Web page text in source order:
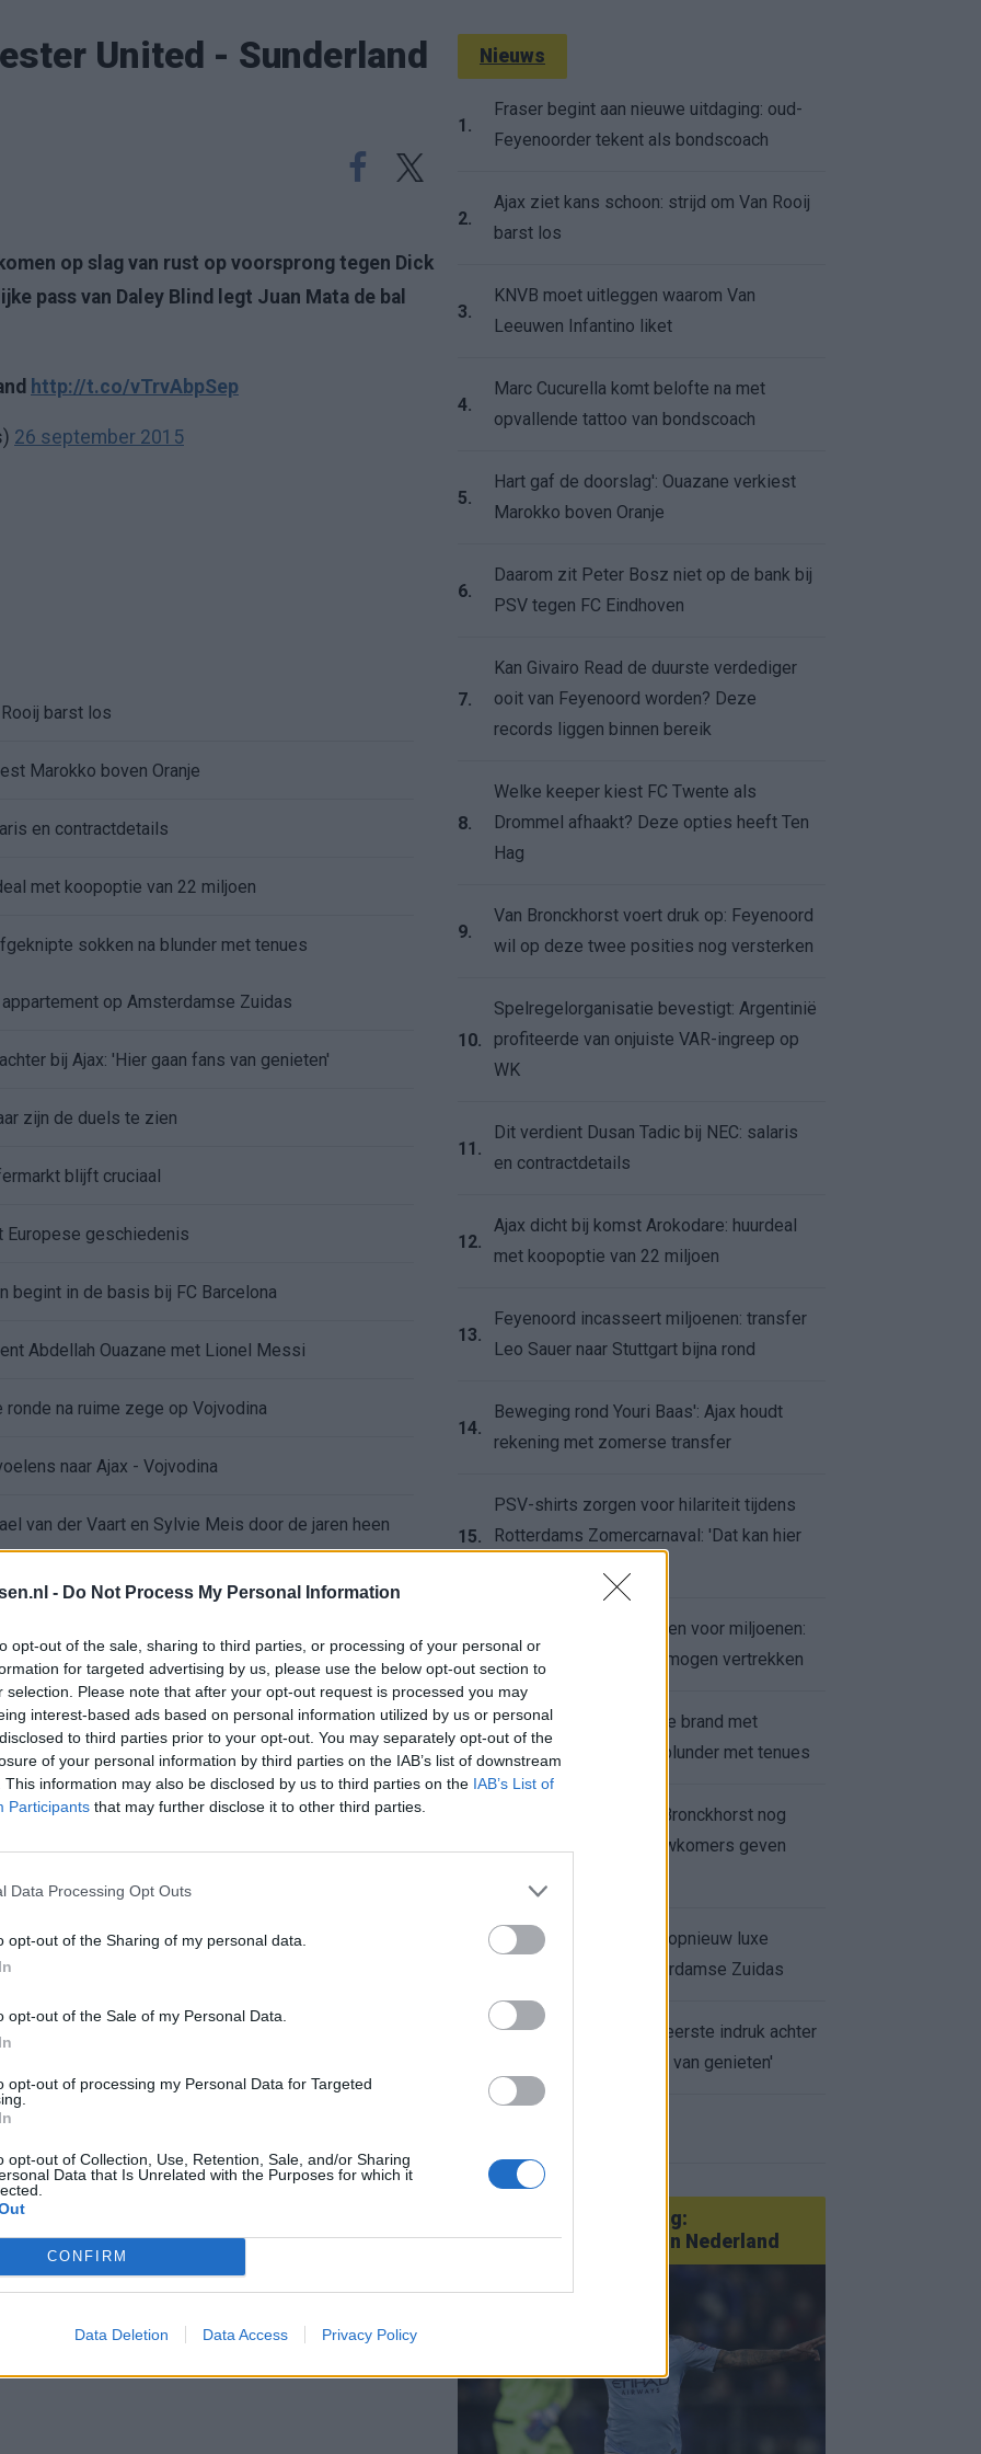
- Do Not Process My Personal Information
opt-out of the sale, sharing to third parties, or processing of your personal or
for targeted advertising by us, please use the below opt-out section to
selection. Please note that after your opt-out request is processed you may
interest-based ads based on personal information utilized by us or personal
to third parties prior to your opt-out. You may separately opt-out of the
of your personal information by third parties on the IAB’s list of downstream
This information may also be disclosed by us to third parties on the IAB’s List of
Participants that may further disclose it to other third parties.
Data Processing Opt Outs
opt-out of the Sharing of my personal data.
opt-out of the Sale of my Personal Data.
opt-out of processing my Personal Data for Targeted
opt-out of Collection, Use, Retention, Sale, and/or Sharing
Data that Is Unrelated with the Purposes for which it
CONFIRM
Data Deletion Data Access Privacy Policy
United - Sunderland
op slag van rust op voorsprong tegen Dick
pass van Daley Blind legt Juan Mata de bal
http://t.co/vTrvAbpSep
26 september 2015
barst los
Marokko boven Oranje
en contractdetails
met koopoptie van 22 miljoen
sokken na blunder met tenues
op Amsterdamse Zuidas
bij Ajax: 'Hier gaan fans van genieten'
zijn de duels te zien
blijft cruciaal
Europese geschiedenis
begint in de basis bij FC Barcelona
Abdellah Ouazane met Lionel Messi
na ruime zege op Vojvodina
naar Ajax - Vojvodina
van der Vaart en Sylvie Meis door de jaren heen
Ajax en FC Twente in Europa
"Kampioen met Jong Ajax"
geschiedenis met rode kaart in WK-finale
League? Dit zijn de belangrijke data
terugkeer: NEC onderzoekt komst van Ajax-icoon
Nieuws
1.
Fraser begint aan nieuwe uitdaging: oud-
Feyenoorder tekent als bondscoach
2.
Ajax ziet kans schoon: strijd om Van Rooij
barst los
3.
KNVB moet uitleggen waarom Van
Leeuwen Infantino liket
4.
Marc Cucurella komt belofte na met
opvallende tattoo van bondscoach
5.
Hart gaf de doorslag': Ouazane verkiest
Marokko boven Oranje
6.
Daarom zit Peter Bosz niet op de bank bij
PSV tegen FC Eindhoven
7.
Kan Givairo Read de duurste verdediger
ooit van Feyenoord worden? Deze
records liggen binnen bereik
8.
Welke keeper kiest FC Twente als
Drommel afhaakt? Deze opties heeft Ten
Hag
9.
Van Bronckhorst voert druk op: Feyenoord
wil op deze twee posities nog versterken
10.
Spelregelorganisatie bevestigt: Argentinië
profiteerde van onjuiste VAR-ingreep op
WK
11.
Dit verdient Dusan Tadic bij NEC: salaris
en contractdetails
12.
Ajax dicht bij komst Arokodare: huurdeal
met koopoptie van 22 miljoen
13.
Feyenoord incasseert miljoenen: transfer
Leo Sauer naar Stuttgart bijna rond
14.
Beweging rond Youri Baas': Ajax houdt
rekening met zomerse transfer
15.
PSV-shirts zorgen voor hilariteit tijdens
Rotterdams Zomercarnaval: 'Dat kan hier
16.
Feyenoord zet deur open voor miljoenen:
Ueda en Hadj Moussa mogen vertrekken
17.
Ajax helpt Burnley uit de brand met
afgeknipte sokken na blunder met tenues
Feyenoord onder Van Bronckhorst nog
altijd ongeslagen: nieuwkomers geven
Hakim Ziyech verhuurt opnieuw luxe
appartement op Amsterdamse Zuidas
Marcos Leonardo laat eerste indruk achter
bij Ajax: 'Hier gaan fans van genieten'
Van Götze tot Sterling:
statementtransfers in Nederland